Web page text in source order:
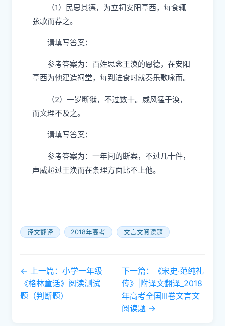
（1）民思其德，为立祠安阳亭西，每食辄
弦歌而荐之。
请填写答案：
参考答案为：百姓思念王涣的恩德，在安阳
亭西为他建造祠堂，每到进食时就奏乐歌咏而。
（2）一岁断狱，不过数十。威风猛于涣，
而文理不及之。
请填写答案：
参考答案为：一年间的断案，不过几十件，
声威超过王涣而在条理方面比不上他。
译文翻译 2018年高考 文言文阅读题
← 上一篇：小学一年级
《格林童话》阅读测试
题（判断题）
下一篇：《宋史·范纯礼
传》|附译文翻译_2018
年高考全国III卷文言文
阅读题 →